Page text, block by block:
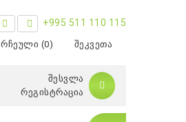
+995 511 110 115
ᲠᲩᲔᲣᲚᲘ (0) ᲨᲔᲙᲕᲔᲗᲐ
ᲨᲔᲡᲕᲚᲐ
ᲠᲔᲒᲘᲡᲢᲠᲐᲪᲘᲐ